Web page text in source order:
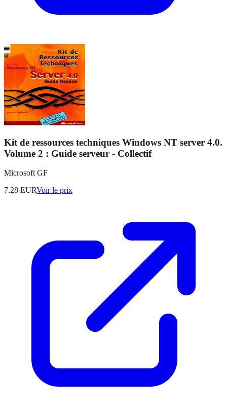
Kit de ressources techniques Windows NT server 4.0.
Volume 2 : Guide serveur - Collectif
Microsoft GF
7.28 EURVoir le prix